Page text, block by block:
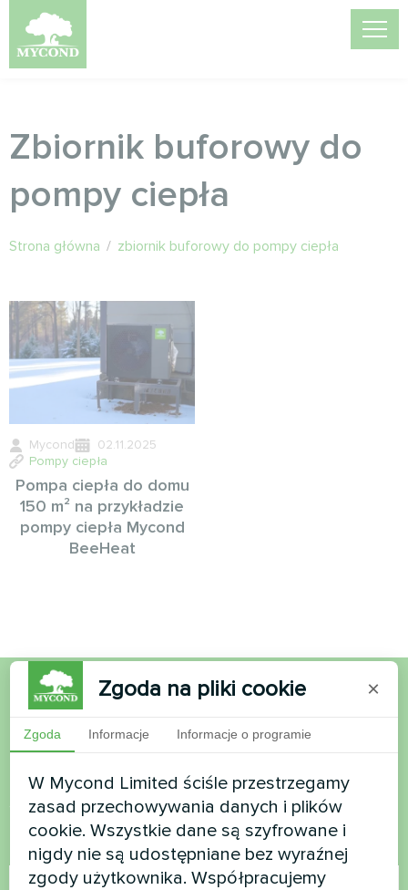
Zbiornik buforowy do
pompy ciepła
Strona główna / zbiornik buforowy do pompy ciepła
Mycond
02.11.2025
Pompy ciepła
Pompa ciepła do domu
150 m² na przykładzie
pompy ciepła Mycond
BeeHeat
Chcesz kupić lub masz
pytania?
Skontaktuj się z nami, a pomożemy Ci
Nazwa
Zgoda na pliki cookie ×
Zgoda Informacje Informacje o programie
W Mycond Limited ściśle przestrzegamy
zasad przechowywania danych i plików
cookie. Wszystkie dane są szyfrowane i
nigdy nie są udostępniane bez wyraźnej
zgody użytkownika. Współpracujemy